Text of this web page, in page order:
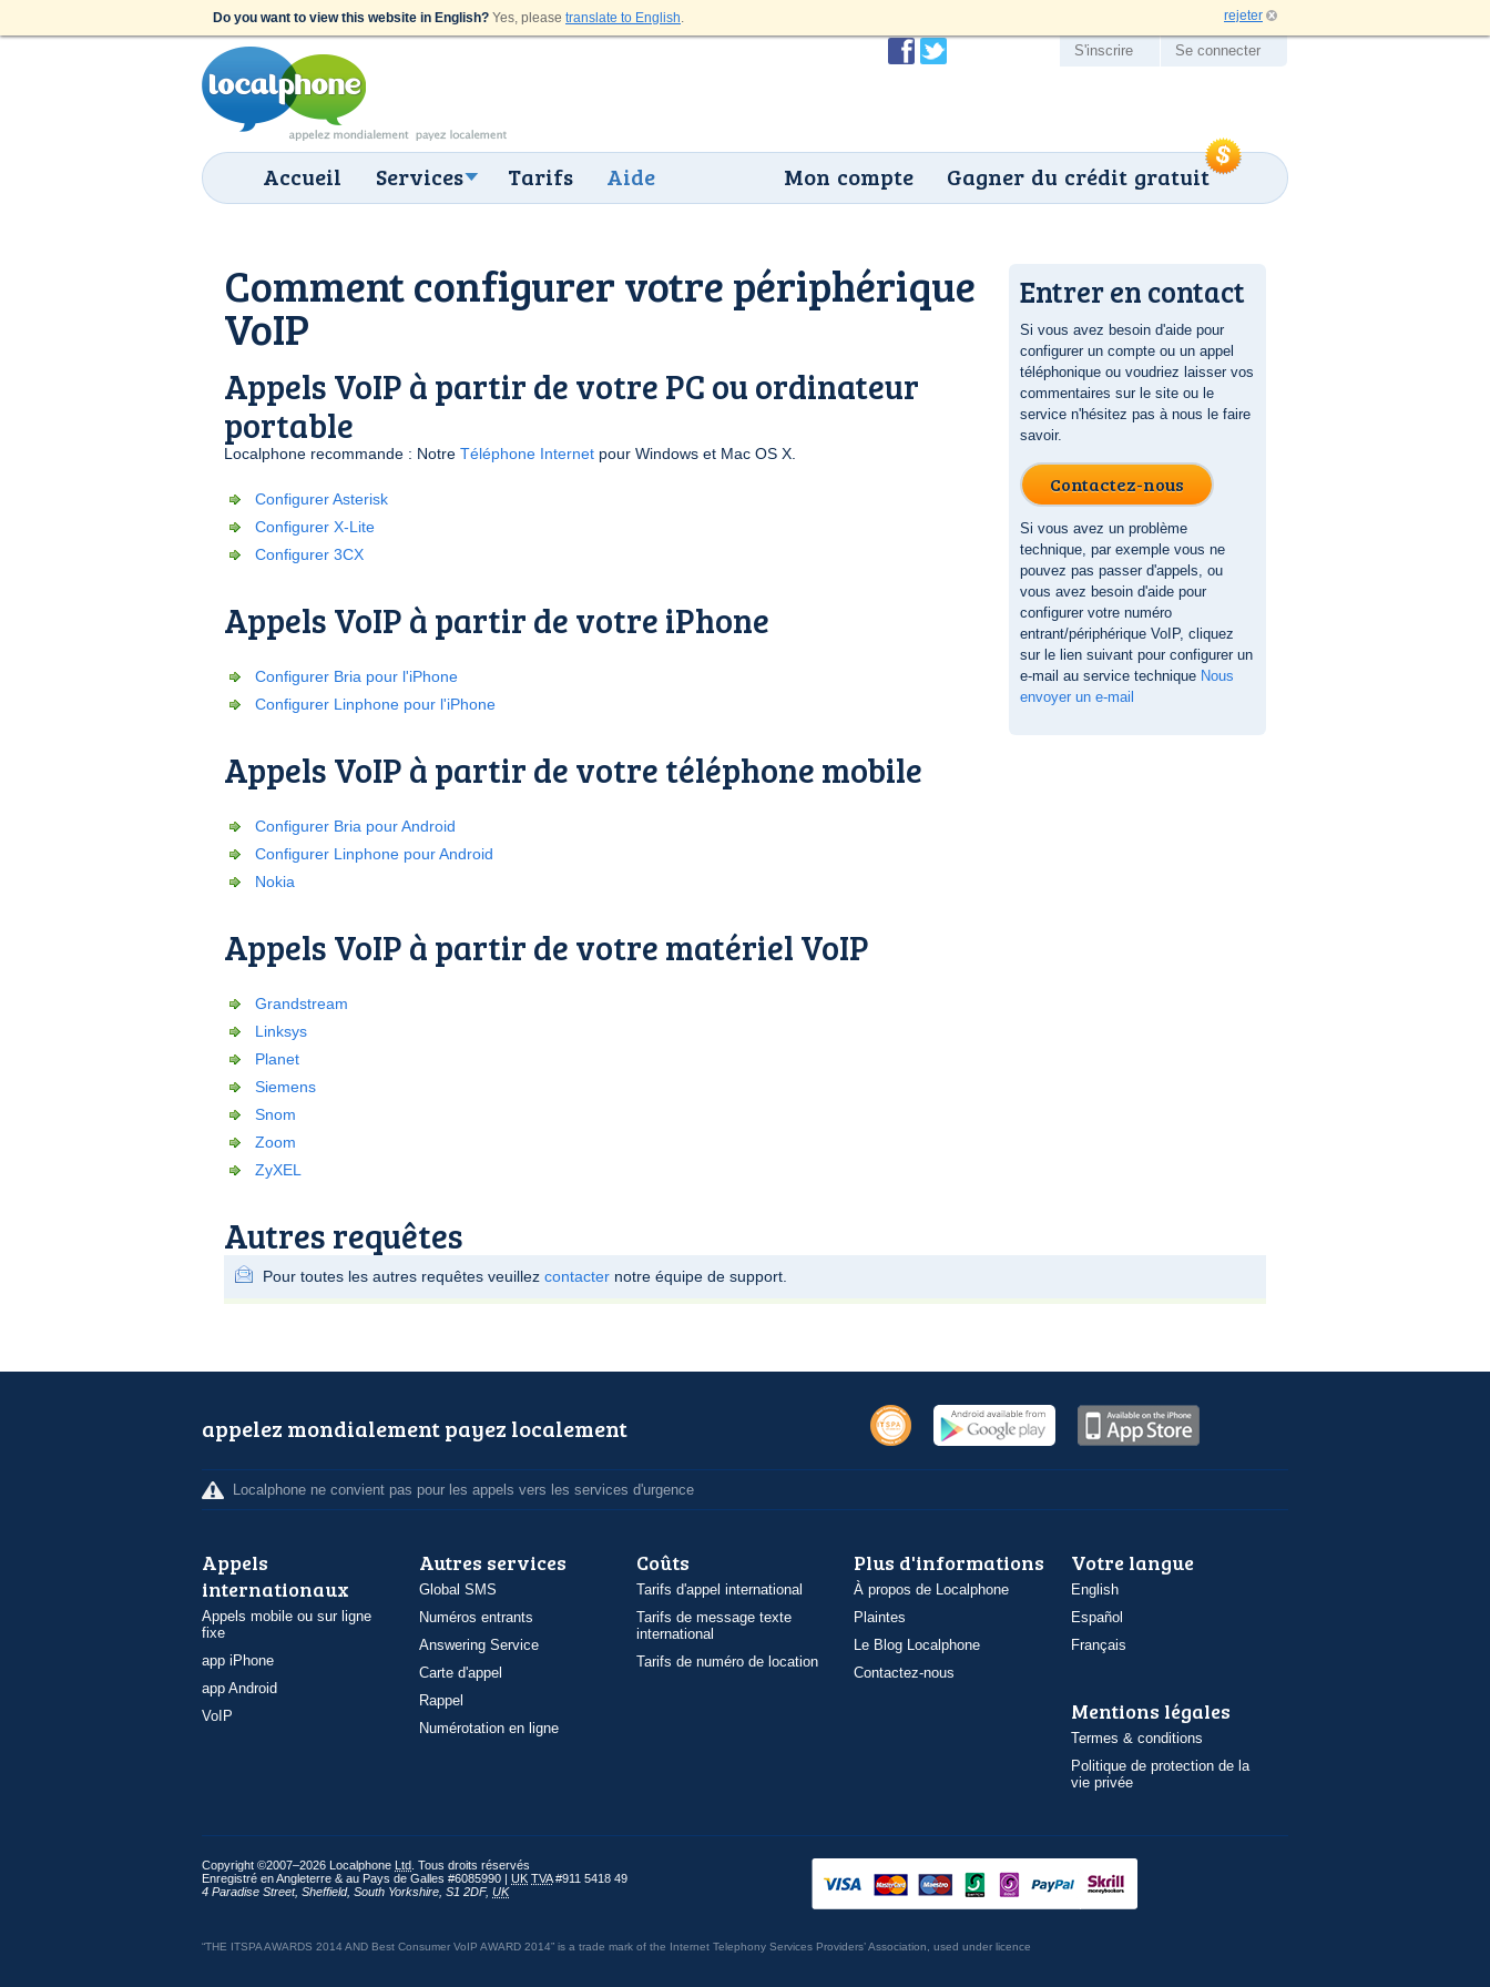
Do you want to view this website in English? Yes, please translate to English. rejeter
Accueil Services Tarifs Aide Gagner du crédit gratuit
Mon compte
S'inscrire Se connecter
Entrer en contact
Si vous avez besoin d'aide pour
configurer un compte ou un appel
téléphonique ou voudriez laisser vos
commentaires sur le site ou le
service n'hésitez pas à nous le faire
savoir.
Contactez-nous
Si vous avez un problème
technique, par exemple vous ne
pouvez pas passer d'appels, ou
vous avez besoin d'aide pour
configurer votre numéro
entrant/périphérique VoIP, cliquez
sur le lien suivant pour configurer un
e-mail au service technique Nous
envoyer un e-mail
Comment configurer votre périphérique
VoIP
Appels VoIP à partir de votre PC ou ordinateur
portable
Localphone recommande : Notre Téléphone Internet pour Windows et Mac OS X.
Configurer Asterisk
Configurer X-Lite
Configurer 3CX
Appels VoIP à partir de votre iPhone
Configurer Bria pour l'iPhone
Configurer Linphone pour l'iPhone
Appels VoIP à partir de votre téléphone mobile
Configurer Bria pour Android
Configurer Linphone pour Android
Nokia
Appels VoIP à partir de votre matériel VoIP
Grandstream
Linksys
Planet
Siemens
Snom
Zoom
ZyXEL
Autres requêtes
Pour toutes les autres requêtes veuillez contacter notre équipe de support.
appelez mondialement payez localement
Localphone ne convient pas pour les appels vers les services d'urgence
Appels
internationaux
Appels mobile ou sur ligne
fixe
app iPhone
app Android
VoIP
Autres services
Global SMS
Numéros entrants
Answering Service
Carte d'appel
Rappel
Numérotation en ligne
Coûts
Tarifs d'appel international
Tarifs de message texte
international
Tarifs de numéro de location
Plus d'informations
À propos de Localphone
Plaintes
Le Blog Localphone
Contactez-nous
Votre langue
English
Español
Français
Mentions légales
Termes & conditions
Politique de protection de la
vie privée
Copyright ©2007–2026 Localphone Ltd . Tous droits réservés
Enregistré en Angleterre & au Pays de Galles #6085990 | UK TVA#911 5418 49
4 Paradise Street, Sheffield, South Yorkshire S1 2DF, UK
“THE ITSPA AWARDS 2014 AND Best Consumer VoIP AWARD 2014” is a trade mark of the Internet Telephony Services Providers’ Association, used under licence